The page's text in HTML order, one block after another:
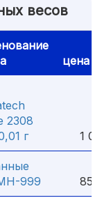
весов
цена
2308
г
1
999
850